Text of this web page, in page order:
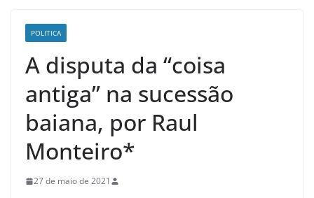
POLITICA
A disputa da “coisa
antiga” na sucessão
baiana, por Raul
Monteiro*
27 de maio de 2021